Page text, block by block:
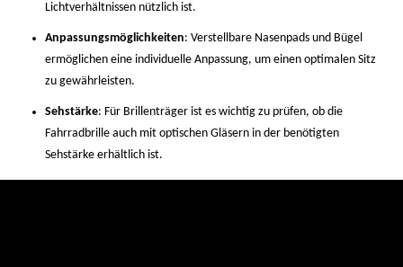
Lichtverhältnissen nützlich ist.
Anpassungsmöglichkeiten: Verstellbare Nasenpads und Bügel
ermöglichen eine individuelle Anpassung, um einen optimalen Sitz
zu gewährleisten.
Sehstärke: Für Brillenträger ist es wichtig zu prüfen, ob die
Fahrradbrille auch mit optischen Gläsern in der benötigten
Sehstärke erhältlich ist.